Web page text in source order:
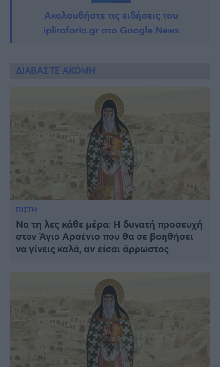
Ακολουθήστε τις ειδήσεις του
ipliroforia.gr στο Google News
ΔΙΑΒΑΣΤΕ ΑΚΟΜΗ
ΠΙΣΤΗ
Να τη λες κάθε μέρα: Η δυνατή προσευχή
στον Άγιο Αρσένιο που θα σε βοηθήσει
να γίνεις καλά, αν είσαι άρρωστος